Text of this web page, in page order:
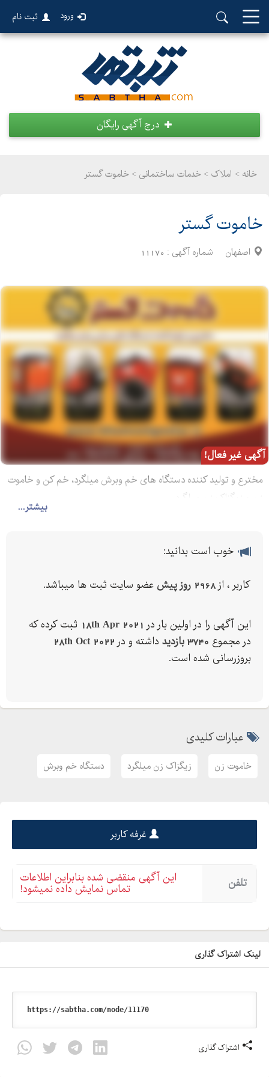
ورود ثبت نام
درج آگهی رایگان
خانه > املاک > خدمات ساختمانی > خاموت گستر
خاموت گستر
اصفهان شماره آگهی : 11170
آگهی غیر فعال!
بیشتر...
مخترع و تولید کننده دستگاه های خم وبرش میلگرد، خم کن و خاموت
زن و زیگزاک زن میلگرد
خوب است بدانید:
کاربر ، از2968 روز پیش عضو سایت ثبت ها میباشد.
این آگهی را در اولین بار در 18th Apr 2021 ثبت کرده که
در مجموع 3740 بازدید داشته و در 28th Oct 2022
بروزرسانی شده است.
عبارات کلیدی
خاموت زن زیگزاک زن میلگرد دستگاه خم وبرش
غرفه کاربر
تلفن این آگهی منقضی شده بنابراین اطلاعات
تماس نمایش داده نمیشود!
لینک اشتراک گذاری
اشتراک گذاری